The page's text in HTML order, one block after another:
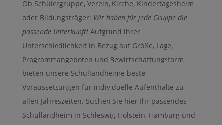
Ob Schülergruppe, Verein, Kirche, Kindertagesheim
oder Bildungsträger: Wir haben für jede Gruppe die
passende Unterkunft! Aufgrund ihrer
Unterschiedlichkeit in Bezug auf Größe, Lage,
Programmangeboten und Bewirtschaftungsform
bieten unsere Schullandheime beste
Voraussetzungen für individuelle Aufenthalte zu
allen Jahreszeiten. Suchen Sie hier Ihr passendes
Schullandheim in Schleswig-Holstein, Hamburg und